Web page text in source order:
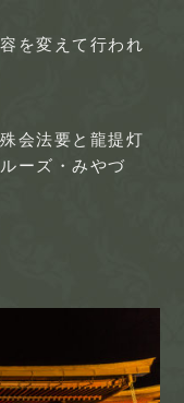
を変えて行われ
会法要と龍提灯
ーズ・みやづ